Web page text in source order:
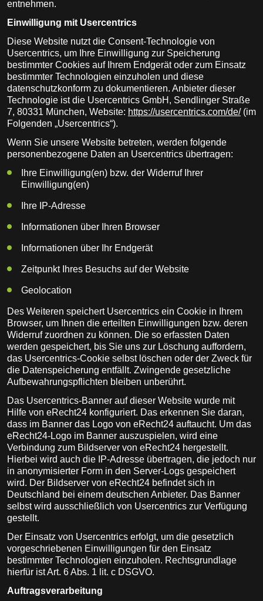
entnehmen.
Einwilligung mit Usercentrics
Diese Website nutzt die Consent-Technologie von
Usercentrics, um Ihre Einwilligung zur Speicherung
bestimmter Cookies auf Ihrem Endgerät oder zum Einsatz
bestimmter Technologien einzuholen und diese
datenschutzkonform zu dokumentieren. Anbieter dieser
Technologie ist die Usercentrics GmbH, Sendlinger Straße
7, 80331 München, Website: https://usercentrics.com/de/(im
Folgenden „Usercentrics“).
Wenn Sie unsere Website betreten, werden folgende
personenbezogene Daten an Usercentrics übertragen:
Ihre Einwilligung(en) bzw. der Widerruf Ihrer
Einwilligung(en)
Ihre IP-Adresse
Informationen über Ihren Browser
Informationen über Ihr Endgerät
Zeitpunkt Ihres Besuchs auf der Website
Geolocation
Des Weiteren speichert Usercentrics ein Cookie in Ihrem
Browser, um Ihnen die erteilten Einwilligungen bzw. deren
Widerruf zuordnen zu können. Die so erfassten Daten
werden gespeichert, bis Sie uns zur Löschung auffordern,
das Usercentrics-Cookie selbst löschen oder der Zweck für
die Datenspeicherung entfällt. Zwingende gesetzliche
Aufbewahrungspflichten bleiben unberührt.
Das Usercentrics-Banner auf dieser Website wurde mit
Hilfe von eRecht24 konfiguriert. Das erkennen Sie daran,
dass im Banner das Logo von eRecht24 auftaucht. Um das
eRecht24-Logo im Banner auszuspielen, wird eine
Verbindung zum Bildserver von eRecht24 hergestellt.
Hierbei wird auch die IP-Adresse übertragen, die jedoch nur
in anonymisierter Form in den Server-Logs gespeichert
wird. Der Bildserver von eRecht24 befindet sich in
Deutschland bei einem deutschen Anbieter. Das Banner
selbst wird ausschließlich von Usercentrics zur Verfügung
gestellt.
Der Einsatz von Usercentrics erfolgt, um die gesetzlich
vorgeschriebenen Einwilligungen für den Einsatz
bestimmter Technologien einzuholen. Rechtsgrundlage
hierfür ist Art. 6 Abs. 1 lit. c DSGVO.
Auftragsverarbeitung